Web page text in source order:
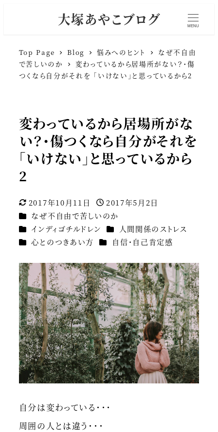
大塚あやこブログ MENU
Top Page Blog 悩みへのヒント
なぜ不自由
で苦しいのか
変わっているから居場所がない？・傷
つくなら自分がそれを 「いけない」と思っているから2
変わっているから居場所がな
い？・傷つくなら自分がそれを
「いけない」と思っているから
2
更新日
2017年10月11日
投稿日
2017年5月2日
カテゴリー
なぜ不自由で苦しいのか
カテゴリー
インディゴチルドレン カテゴリー
人間関係のストレス
カテゴリー
心とのつきあい方 カテゴリー
自信・自己肯定感
自分は変わっている・・・
周囲の人とは違う・・・